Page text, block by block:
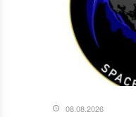
08.08.2026